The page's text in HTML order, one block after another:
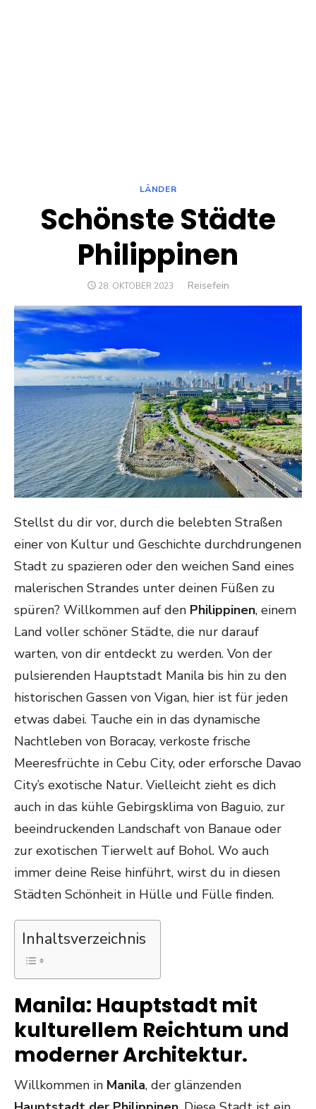
LÄNDER
Schönste Städte
Philippinen
POSTED
28. OKTOBER 2023 Author
Reisefein
Stellst du dir vor, durch die belebten Straßen
einer von Kultur und Geschichte durchdrungenen
Stadt zu spazieren oder den weichen Sand eines
malerischen Strandes unter deinen Füßen zu
spüren? Willkommen auf den Philippinen, einem
Land voller schöner Städte, die nur darauf
warten, von dir entdeckt zu werden. Von der
pulsierenden Hauptstadt Manila bis hin zu den
historischen Gassen von Vigan, hier ist für jeden
etwas dabei. Tauche ein in das dynamische
Nachtleben von Boracay, verkoste frische
Meeresfrüchte in Cebu City, oder erforsche Davao
City’s exotische Natur. Vielleicht zieht es dich
auch in das kühle Gebirgsklima von Baguio, zur
beeindruckenden Landschaft von Banaue oder
zur exotischen Tierwelt auf Bohol. Wo auch
immer deine Reise hinführt, wirst du in diesen
Städten Schönheit in Hülle und Fülle finden.
Inhaltsverzeichnis
Manila: Hauptstadt mit
kulturellem Reichtum und
moderner Architektur.
Willkommen in Manila, der glänzenden